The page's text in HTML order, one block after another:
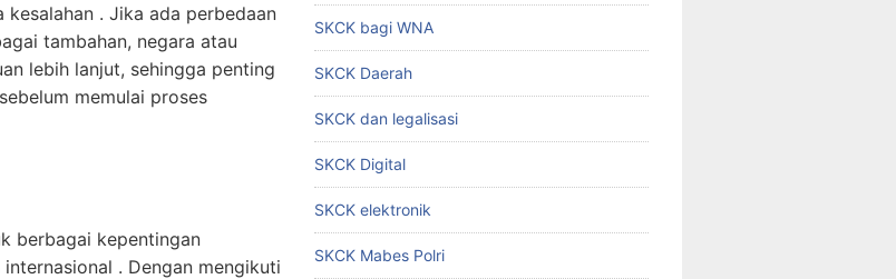
. Jika ada perbedaan
tambahan, negara atau
lebih lanjut, sehingga penting
memulai proses
berbagai kepentingan
. Dengan mengikuti
SKCK bagi WNA
SKCK Daerah
SKCK dan legalisasi
SKCK Digital
SKCK elektronik
SKCK Mabes Polri